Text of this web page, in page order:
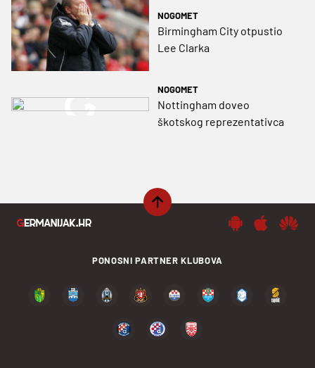
NOGOMET
Birmingham City otpustio
Lee Clarka
NOGOMET
Nottingham doveo
škotskog reprezentativca
PONOSNI PARTNER KLUBOVA